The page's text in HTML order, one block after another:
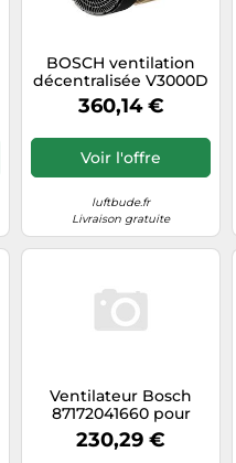
BOSCH ventilation
décentralisée V3000D
55 /F Kit complet :
Ventilateur +
chaleur - 7738113830
360,14 €
Voir l'offre
luftbude.fr
Livraison gratuite
Ventilateur Bosch
87172041660 pour
chaudières à gaz
230,29 €